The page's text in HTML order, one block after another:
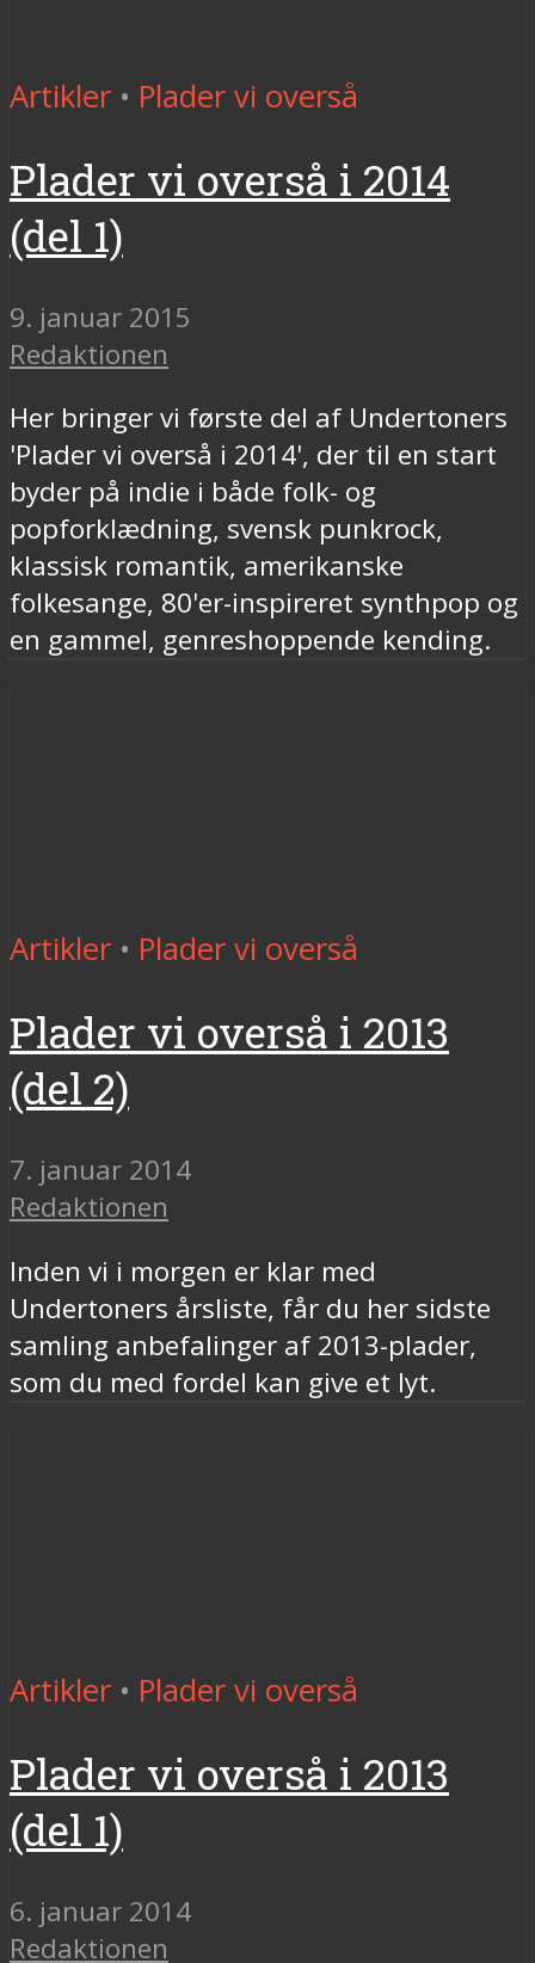
Artikler • Plader vi overså
Plader vi overså i 2014
(del 1)
9. januar 2015
Redaktionen
Her bringer vi første del af Undertoners
'Plader vi overså i 2014', der til en start
byder på indie i både folk- og
popforklædning, svensk punkrock,
klassisk romantik, amerikanske
folkesange, 80'er-inspireret synthpop og
en gammel, genreshoppende kending.
Artikler • Plader vi overså
Plader vi overså i 2013
(del 2)
7. januar 2014
Redaktionen
Inden vi i morgen er klar med
Undertoners årsliste, får du her sidste
samling anbefalinger af 2013-plader,
som du med fordel kan give et lyt.
Artikler • Plader vi overså
Plader vi overså i 2013
(del 1)
6. januar 2014
Redaktionen